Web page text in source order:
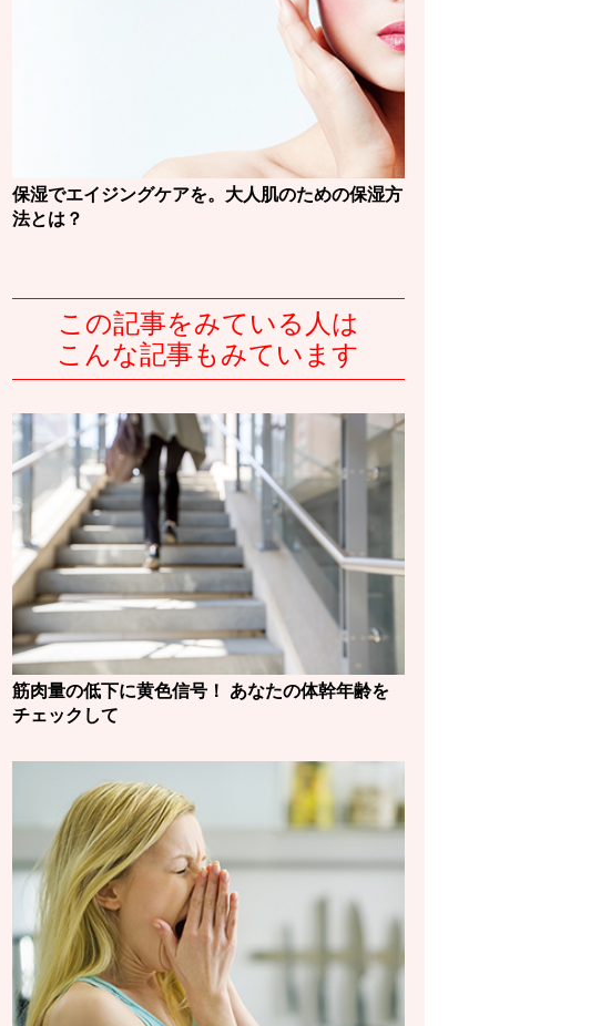
保湿でエイジングケアを。大人肌のための保湿方
法とは？
この記事をみている人は
こんな記事もみています
筋肉量の低下に黄色信号！ あなたの体幹年齢を
チェックして